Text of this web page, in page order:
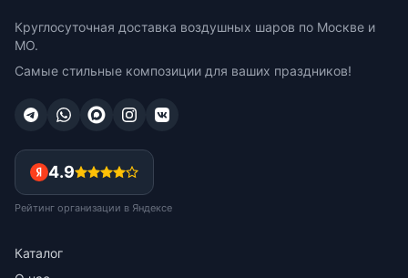
Круглосуточная доставка воздушных шаров по Москве и
МО.
Самые стильные композиции для ваших праздников!
4.9
Рейтинг организации в Яндексе
Каталог